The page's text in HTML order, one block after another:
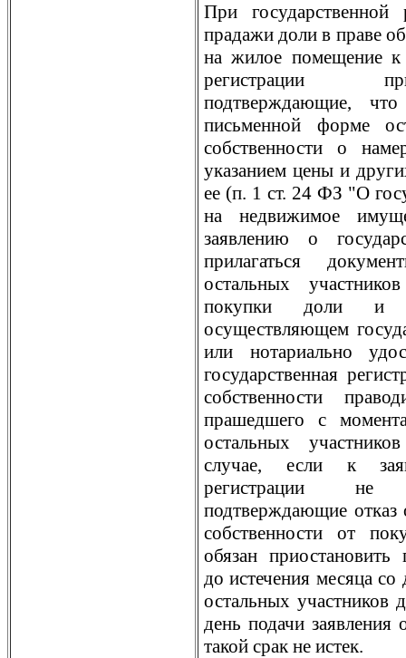
При государственной
прадажи доли в праве
на жилое помещение к
регистрации
подтверждающие,
письменной форме
собственности о
указанием цены и
ее (п. 1 ст. 24 ФЗ "О
на недвижимое
заявлению о
прилагаться
остальных
покупки доли и
осуществляющем
или нотариально
государственная
собственности
прашедшего с
остальных
случае, если к
регистрации не
подтверждающие отказ
собственности от
обязан приостановить
до истечения месяца
остальных участников
день подачи заявления
такой срак не истек.